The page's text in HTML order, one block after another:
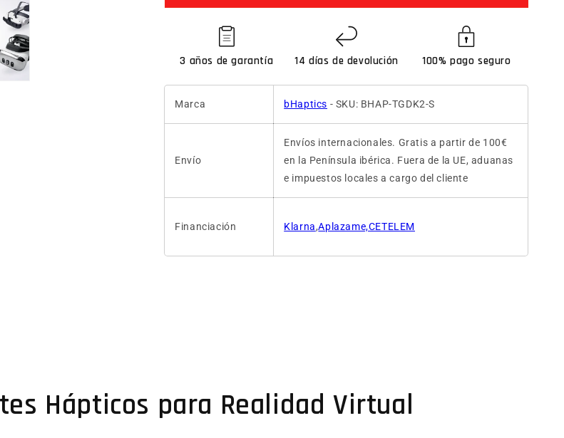
3 años de garantía 14 días de devolución 100% pago seguro
Marca bHaptics - SKU: BHAP-TGDK2-S
Envío
Envíos internacionales. Gratis a partir de 100€
en la Península ibérica. Fuera de la UE, aduanas
e impuestos locales a cargo del cliente
Financiación Klarna,Aplazame,CETELEM
Hápticos para Realidad Virtual